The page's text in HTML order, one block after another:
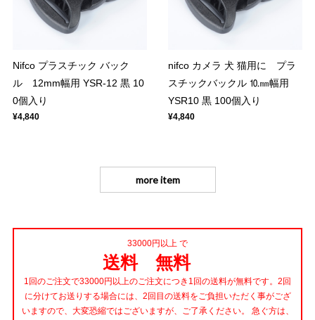
Nifco プラスチック バック
ル 12mm幅用 YSR-12 黒 10
0個入り
¥4,840
nifco カメラ 犬 猫用に プラ
スチックバックル ⒑㎜幅用
YSR10 黒 100個入り
¥4,840
more item
33000円以上 で
送料 無料
1回のご注文で33000円以上のご注文につき1回の送料が無料です。2回
に分けてお送りする場合には、2回目の送料をご負担いただく事がござ
いますので、大変恐縮ではございますが、ご了承ください。 急ぐ方は、